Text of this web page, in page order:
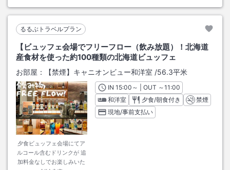
るるぶトラベルプラン
【ビュッフェ会場でフリーフロー（飲み放題）！北海道
産食材を使った約100種類の北海道ビュッフェ
お部屋： 【禁煙】キャニオンビュー和洋室 /56.3平米
夕食ビュッフェ会場にてア
ルコール含むドリンクが 追
加料金なしでお楽しみいた
INチェックイン
15:00 ～ | OUT チェックアウト
～11:00
和洋室
夕食/朝食付き
禁煙
現地/事前支払い